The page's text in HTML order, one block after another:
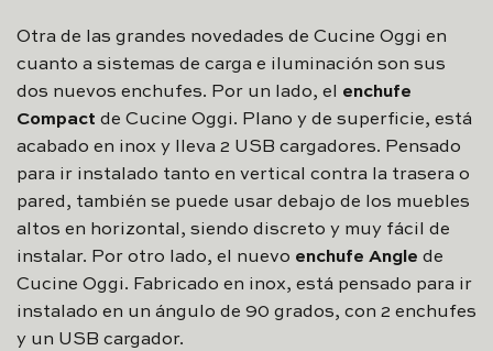
Otra de las grandes novedades de Cucine Oggi en
cuanto a sistemas de carga e iluminación son sus
dos nuevos enchufes. Por un lado, el enchufe
Compact de Cucine Oggi. Plano y de superficie, está
acabado en inox y lleva 2 USB cargadores. Pensado
para ir instalado tanto en vertical contra la trasera o
pared, también se puede usar debajo de los muebles
altos en horizontal, siendo discreto y muy fácil de
instalar. Por otro lado, el nuevo enchufe Angle de
Cucine Oggi. Fabricado en inox, está pensado para ir
instalado en un ángulo de 90 grados, con 2 enchufes
y un USB cargador.